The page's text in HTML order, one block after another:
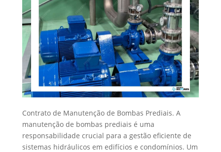
Contrato de Manutenção de Bombas Prediais. A
manutenção de bombas prediais é uma
responsabilidade crucial para a gestão eficiente de
sistemas hidráulicos em edifícios e condomínios. Um